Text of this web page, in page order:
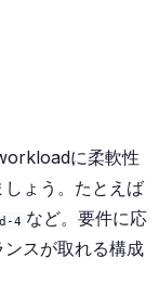
に柔軟性
ょう。たとえば
4 など。要件に応
スが取れる構成